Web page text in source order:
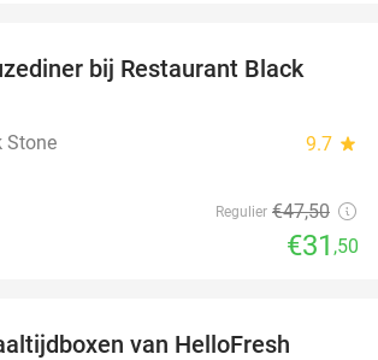
34%
bij Restaurant Black
Stone 9.7 star
Regulier €47,50
€31 ,50
van HelloFresh